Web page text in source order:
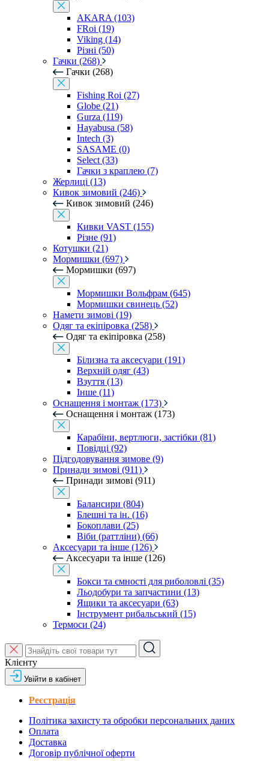
AKARA (103)
FRoi (19)
Viking (14)
Різні (50)
Гачки (268)
Гачки (268)
Fishing Roi (27)
Globe (21)
Gurza (119)
Hayabusa (58)
Intech (3)
SASAME (0)
Select (33)
Гачки з краплею (7)
Жерлиці (13)
Кивок зимовий (246)
Кивок зимовий (246)
Кивки VAST (155)
Різне (91)
Котушки (21)
Мормишки (697)
Мормишки (697)
Мормишки Вольфрам (645)
Мормишки свинець (52)
Намети зимові (19)
Одяг та екіпіровка (258)
Одяг та екіпіровка (258)
Білизна та аксесуари (191)
Верхній одяг (43)
Взуття (13)
Інше (11)
Оснащення і монтаж (173)
Оснащення і монтаж (173)
Карабіни, вертлюги, застібки (81)
Повідці (92)
Підгодовування зимове (9)
Принади зимові (911)
Принади зимові (911)
Балансири (804)
Блешні та ін. (16)
Бокоплави (25)
Віби (раттліни) (66)
Аксесуари та інше (126)
Аксесуари та інше (126)
Бокси та ємності для риболовлі (35)
Льодобури та запчастини (13)
Ящики та аксесуари (63)
Інструмент рибальський (15)
Термоси (24)
Клієнту
Увійти в кабінет
Реєстрація
Політика захисту та обробки персональних даних
Оплата
Доставка
Договір публічної оферти